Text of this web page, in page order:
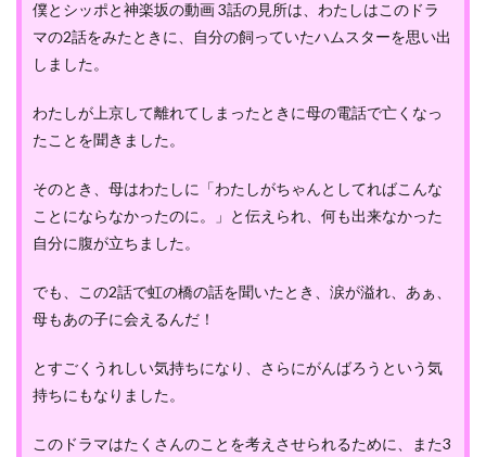
僕とシッポと神楽坂の動画 3話の見所は、わたしはこのドラ
マの2話をみたときに、自分の飼っていたハムスターを思い出
しました。
わたしが上京して離れてしまったときに母の電話で亡くなっ
たことを聞きました。
そのとき、母はわたしに「わたしがちゃんとしてればこんな
ことにならなかったのに。」と伝えられ、何も出来なかった
自分に腹が立ちました。
でも、この2話で虹の橋の話を聞いたとき、涙が溢れ、あぁ、
母もあの子に会えるんだ！
とすごくうれしい気持ちになり、さらにがんばろうという気
持ちにもなりました。
このドラマはたくさんのことを考えさせられるために、また3